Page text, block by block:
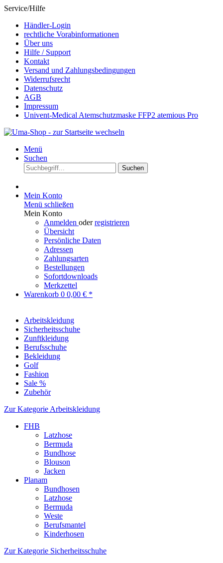
Service/Hilfe
Händler-Login
rechtliche Vorabinformationen
Über uns
Hilfe / Support
Kontakt
Versand und Zahlungsbedingungen
Widerrufsrecht
Datenschutz
AGB
Impressum
Univent-Medical Atemschutzmaske FFP2 atemious Pro
Menü
Suchen
Suchen
Mein Konto
Menü schließen
Mein Konto
Anmelden oderregistrieren
Übersicht
Persönliche Daten
Adressen
Zahlungsarten
Bestellungen
Sofortdownloads
Merkzettel
Warenkorb 0 0,00 € *
Arbeitskleidung
Sicherheitsschuhe
Zunftkleidung
Berufsschuhe
Bekleidung
Golf
Fashion
Sale %
Zubehör
Zur Kategorie Arbeitskleidung
FHB
Latzhose
Bermuda
Bundhose
Blouson
Jacken
Planam
Bundhosen
Latzhose
Bermuda
Weste
Berufsmantel
Kinderhosen
Zur Kategorie Sicherheitsschuhe